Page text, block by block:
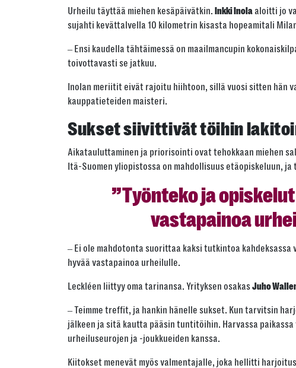
Urheilu täyttää miehen kesäpäivätkin. Inkki Inola aloitti jo
sujahti kevättalvella 10 kilometrin kisasta hopeamitali
‒ Ensi kaudella tähtäimessä on maailmancupin
toivottavasti se jatkuu.
Inolan meriitit eivät rajoitu hiihtoon, sillä vuosi sitten hän
kauppatieteiden maisteri.
Sukset siivittivät töihin
Aikatauluttaminen ja priorisointi ovat tehokkaan miehen
Itä-Suomen yliopistossa on mahdollisuus etäopiskeluun,
”Työnteko ja
vastapainoa
‒ Ei ole mahdotonta suorittaa kaksi tutkintoa
hyvää vastapainoa urheilulle.
Leckléen liittyy oma tarinansa. Yrityksen osakasJuho
‒ Teimme treffit, ja hankin hänelle sukset. Kun tarvitsin
jälkeen ja sitä kautta pääsin tuntitöihin. Harvassa
urheiluseurojen ja -joukkueiden kanssa.
Kiitokset menevät myös valmentajalle, joka hellitti